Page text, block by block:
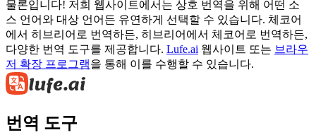
물론입니다! 저희 웹사이트에서는 상호 번역을 위해 어떤 소
스 언어와 대상 언어든 유연하게 선택할 수 있습니다. 체코어
에서 히브리어로 번역하든, 히브리어에서 체코어로 번역하든,
다양한 번역 도구를 제공합니다. Lufe.ai 웹사이트 또는 브라우
저 확장 프로그램을 통해 이를 수행할 수 있습니다.
번역 도구